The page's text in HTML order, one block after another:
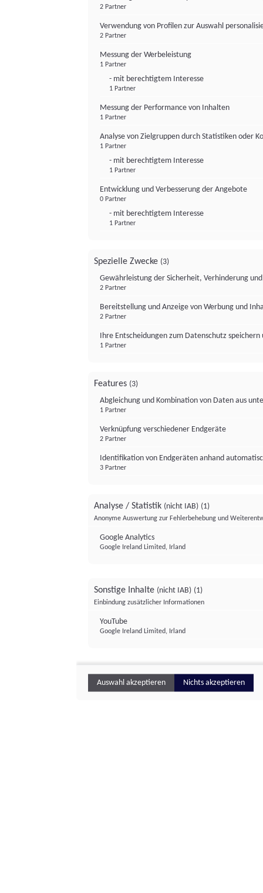
2 Partner
Verwendung von Profilen zur Auswahl
2 Partner
Messung der Werbeleistung
1 Partner
- mit berechtigtem Interesse
1 Partner
Messung der Performance von Inhalten
1 Partner
Analyse von Zielgruppen durch Statistiken oder
1 Partner
- mit berechtigtem Interesse
1 Partner
Entwicklung und Verbesserung der Angebote
0 Partner
- mit berechtigtem Interesse
1 Partner
Spezielle Zwecke (3)
Gewährleistung der Sicherheit, Verhinderung
2 Partner
Bereitstellung und Anzeige von Werbung und
2 Partner
Ihre Entscheidungen zum Datenschutz
1 Partner
Features (3)
Abgleichung und Kombination von Daten aus
1 Partner
Verknüpfung verschiedener Endgeräte
2 Partner
Identifikation von Endgeräten anhand
3 Partner
Analyse / Statistik (nicht IAB) (1)
Anonyme Auswertung zur Fehlerbehebung und
Google Analytics
Google Ireland Limited, Irland
Sonstige Inhalte (nicht IAB) (1)
Einbindung zusätzlicher Informationen
YouTube
Google Ireland Limited, Irland
Auswahl akzeptieren Nichts akzeptieren